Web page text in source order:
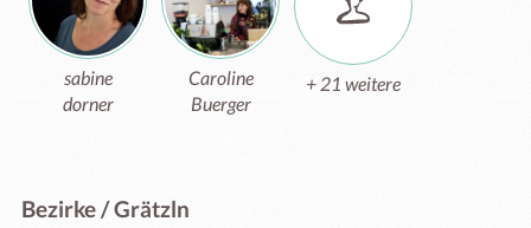
sabine
dorner
Caroline
Buerger
+ 21 weitere
Bezirke / Grätzln